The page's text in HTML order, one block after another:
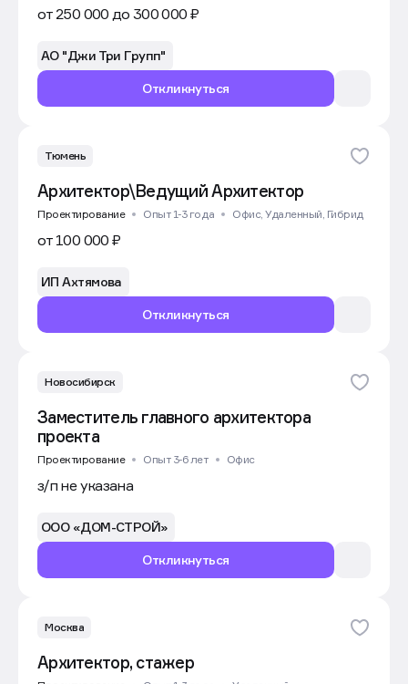
от 250 000 до 300 000 ₽
Откликнуться
АО "Джи Три Групп"
Тюмень
Архитектор\Ведущий Архитектор
Проектирование Опыт 1-3 года Офис, Удаленный, Гибрид
от 100 000 ₽
Откликнуться
ИП Ахтямова
Новосибирск
Заместитель главного архитектора
проекта
Проектирование Опыт 3-6 лет Офис
з/п не указана
Откликнуться
ООО «ДОМ-СТРОЙ»
Москва
Архитектор, стажер